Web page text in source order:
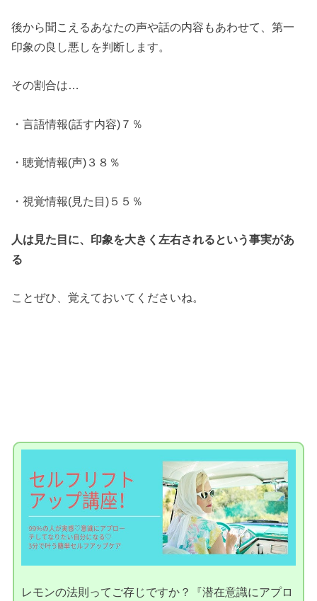
後から聞こえるあなたの声や話の内容もあわせて、第一
印象の良し悪しを判断します。
その割合は…
・言語情報(話す内容)７％
・聴覚情報(声)３８％
・視覚情報(見た目)５５％
人は見た目に、印象を大きく左右されるという事実があ
る
ことぜひ、覚えておいてくださいね。
レモンの法則ってご存じですか？『潜在意識にアプロ